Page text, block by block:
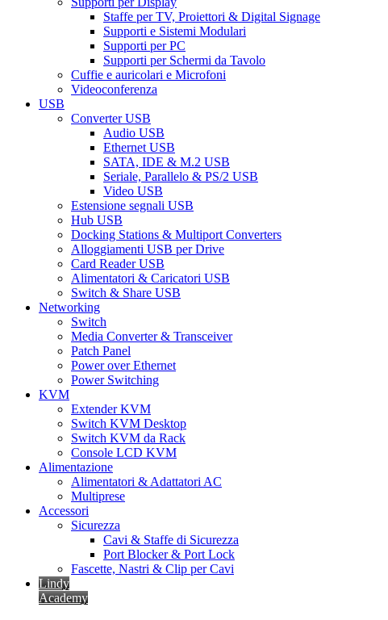
Staffe per TV, Proiettori & Digital Signage
Supporti e Sistemi Modulari
Supporti per PC
Supporti per Schermi da Tavolo
Cuffie e auricolari e Microfoni
Videoconferenza
USB
Converter USB
Audio USB
Ethernet USB
SATA, IDE & M.2 USB
Seriale, Parallelo & PS/2 USB
Video USB
Estensione segnali USB
Hub USB
Docking Stations & Multiport Converters
Alloggiamenti USB per Drive
Card Reader USB
Alimentatori & Caricatori USB
Switch & Share USB
Networking
Switch
Media Converter & Transceiver
Patch Panel
Power over Ethernet
Power Switching
KVM
Extender KVM
Switch KVM Desktop
Switch KVM da Rack
Console LCD KVM
Alimentazione
Alimentatori & Adattatori AC
Multiprese
Accessori
Sicurezza
Cavi & Staffe di Sicurezza
Port Blocker & Port Lock
Fascette, Nastri & Clip per Cavi
Lindy
Academy